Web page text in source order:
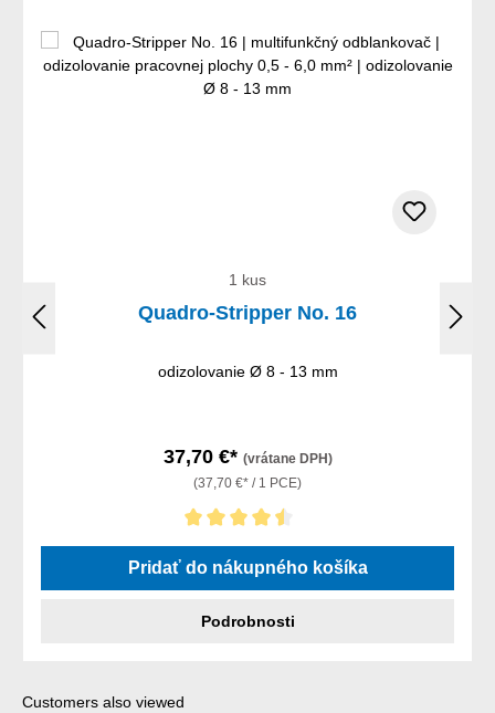
1 kus
Quadro-Stripper No. 16
odizolovanie Ø 8 - 13 mm
37,70 €* (vrátane DPH)
(37,70 €* / 1 PCE)
Priemerné hodnotenie 4.5 z 5 hviezdičiek
Pridať do nákupného košíka
Podrobnosti
Preskočiť galériu produktov
Customers also viewed